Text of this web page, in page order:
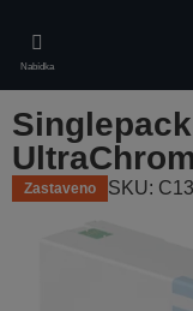
main
content
Nabídka
Zastaveno SKU: